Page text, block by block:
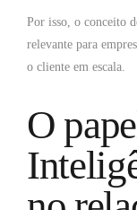
Por isso, o conceito
relevante para
o cliente em escala.
O